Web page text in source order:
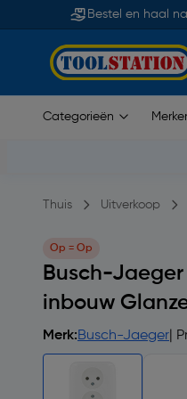
Bestel en haal
Categorieën
Thuis Uitverkoop
Op = Op
Busch-Jaeger
inbouw
Merk:Busch-Jaeger |